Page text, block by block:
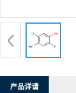
产品详请